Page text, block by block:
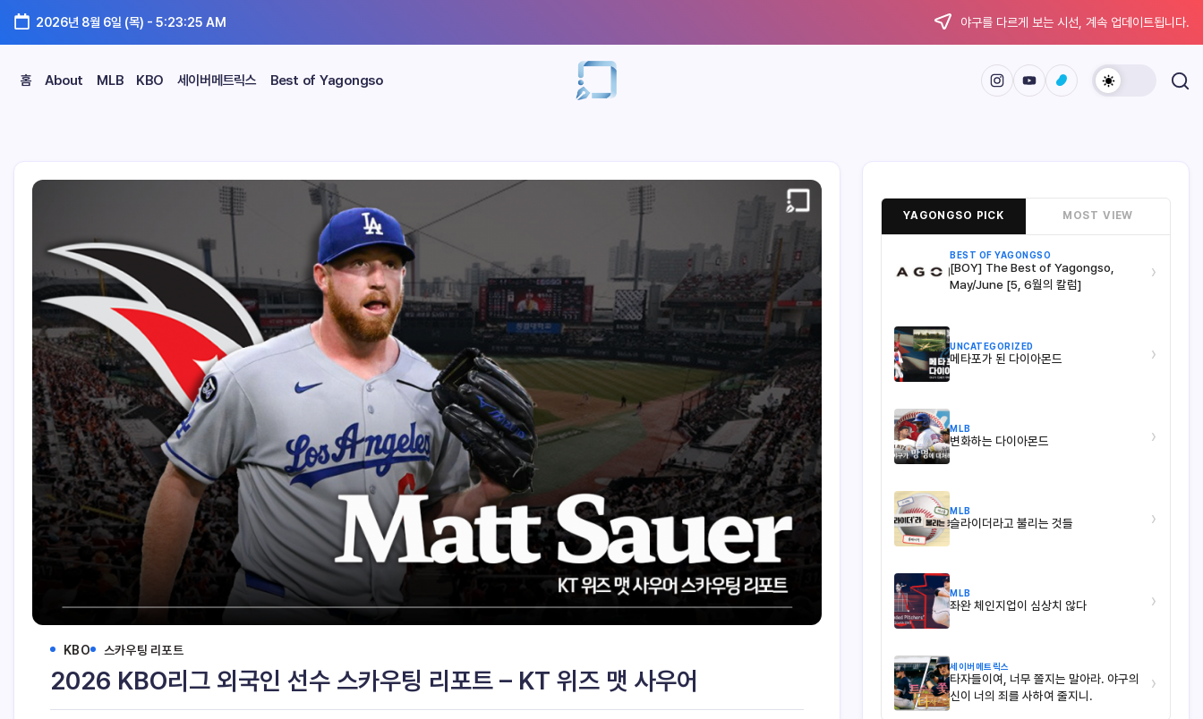
2026년 8월 6일 (목) - 5:23:26 AM 야구를 다르게 보는 시선, 계속 업데이트됩니다.
홈 About MLB KBO 세이버메트릭스 Best of Yagongso
KBO 스카우팅 리포트
2026 KBO리그 외국인 선수 스카우팅 리포트 – KT 위즈 맷 사우어
YAGONGSO PICK MOST VIEW
BEST OF YAGONGSO
[BOY] The Best of Yagongso,
May/June [5, 6월의 칼럼]
›
UNCATEGORIZED
메타포가 된 다이아몬드 ›
MLB
변화하는 다이아몬드 ›
MLB
슬라이더라고 불리는 것들 ›
MLB
좌완 체인지업이 심상치 않다 ›
세이버메트릭스
타자들이여, 너무 쫄지는 말아라. 야구의
신이 너의 죄를 사하여 줄지니.
›